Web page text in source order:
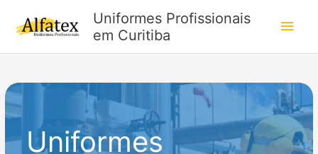
conteúdo
Uniformes Profissionais
em Curitiba
Uniformes